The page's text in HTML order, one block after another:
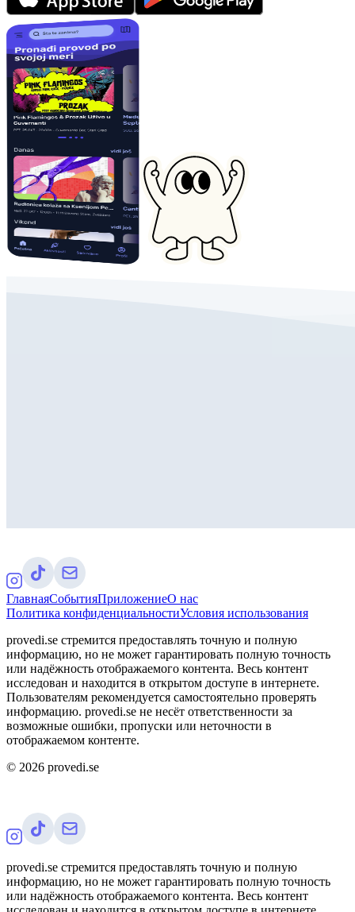
ГлавнаяСобытияПриложениеО нас
Политика конфиденциальностиУсловия использования
provedi.se стремится предоставлять точную и полную
информацию, но не может гарантировать полную точность
или надёжность отображаемого контента. Весь контент
исследован и находится в открытом доступе в интернете.
Пользователям рекомендуется самостоятельно проверять
информацию. provedi.se не несёт ответственности за
возможные ошибки, пропуски или неточности в
отображаемом контенте.
© 2026 provedi.se
provedi.se стремится предоставлять точную и полную
информацию, но не может гарантировать полную точность
или надёжность отображаемого контента. Весь контент